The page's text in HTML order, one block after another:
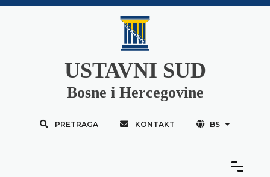
USTAVNI SUD
Bosne i Hercegovine
PRETRAGA KONTAKT BS